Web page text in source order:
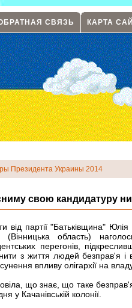
СВЯЗЬ КАРТА
Президента Украины 2014
свою кандидатуру ни
від партії "Батьківщина"
(Вінницька область)
перегонів,
з життя людей безправ'я і
впливу олігархії на
що знає, що таке
у Качанівській колонії.